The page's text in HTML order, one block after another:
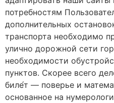
потребностям
дополнительных
транспорта необходимо
улично дорожной сети
необходимости
пунктов. Скорее всего
биле́т — поверье и
основанное на